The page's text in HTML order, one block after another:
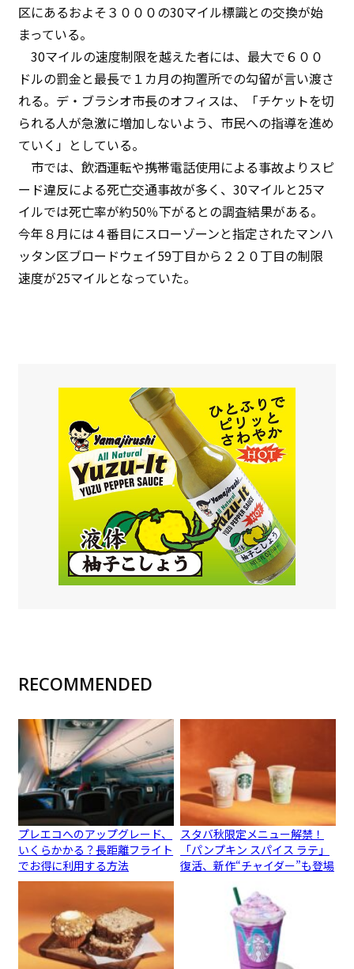
区にあるおよそ３０００の30マイル標識との交換が始
まっている。
30マイルの速度制限を越えた者には、最大で６００
ドルの罰金と最長で１カ月の拘置所での勾留が言い渡さ
れる。デ・ブラシオ市長のオフィスは、「チケットを切
られる人が急激に増加しないよう、市民への指導を進め
ていく」としている。
市では、飲酒運転や携帯電話使用による事故よりスピ
ード違反による死亡交通事故が多く、30マイルと25マ
イルでは死亡率が約50％下がるとの調査結果がある。
今年８月には４番目にスローゾーンと指定されたマンハ
ッタン区ブロードウェイ59丁目から２２０丁目の制限
速度が25マイルとなっていた。
RECOMMENDED
プレエコへのアップグレード、
いくらかかる？長距離フライト
でお得に利用する方法
スタバ秋限定メニュー解禁！
「パンプキン スパイス ラテ」
復活、新作“チャイダー”も登場